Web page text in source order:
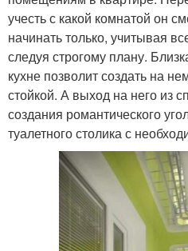
учесть с какой комнатой он
начинать только, учитывая
следуя строгому плану.
кухне позволит создать на
стойкой. А выход на него из
создания романтического
туалетного столика с